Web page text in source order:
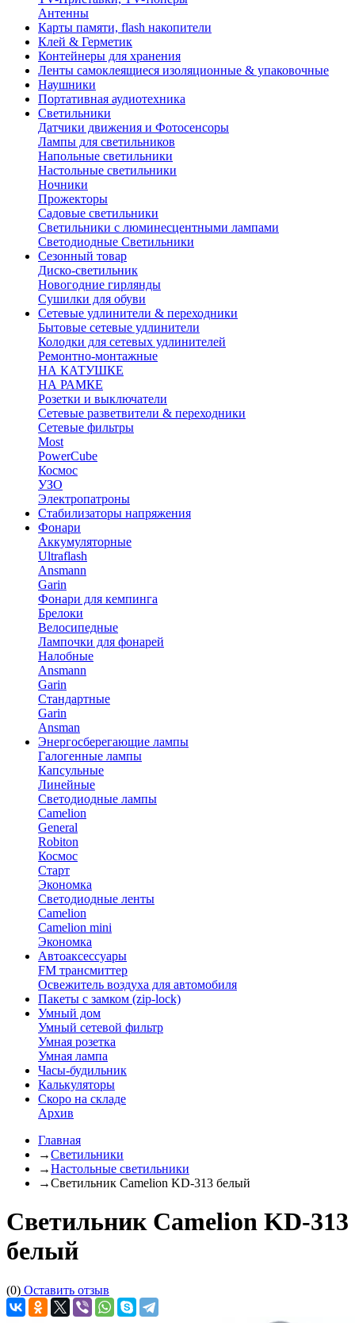
Антенны
Карты памяти, flash накопители
Клей & Герметик
Контейнеры для хранения
Ленты самоклеящиеся изоляционные & упаковочные
Наушники
Портативная аудиотехника
Светильники
Датчики движения и Фотосенсоры
Лампы для светильников
Напольные светильники
Настольные светильники
Ночники
Прожекторы
Садовые светильники
Светильники с люминесцентными лампами
Светодиодные Светильники
Сезонный товар
Диско-светильник
Новогодние гирлянды
Сушилки для обуви
Сетевые удлинители & переходники
Бытовые сетевые удлинители
Колодки для сетевых удлинителей
Ремонтно-монтажные
НА КАТУШКЕ
НА РАМКЕ
Розетки и выключатели
Сетевые разветвители & переходники
Сетевые фильтры
Most
PowerCube
Космос
УЗО
Электропатроны
Стабилизаторы напряжения
Фонари
Аккумуляторные
Ultraflash
Ansmann
Garin
Фонари для кемпинга
Брелоки
Велосипедные
Лампочки для фонарей
Налобные
Ansmann
Garin
Стандартные
Garin
Ansman
Энергосберегающие лампы
Галогенные лампы
Капсульные
Линейные
Светодиодные лампы
Camelion
General
Robiton
Космос
Старт
Экономка
Светодиодные ленты
Camelion
Camelion mini
Экономка
Автоаксессуары
FM трансмиттер
Освежитель воздуха для автомобиля
Пакеты с замком (zip-lock)
Умный дом
Умный сетевой фильтр
Умная розетка
Умная лампа
Часы-будильник
Калькуляторы
Скоро на складе
Архив
Главная
→Светильники
→Настольные светильники
→Светильник Camelion KD-313 белый
Светильник Camelion KD-313
белый
(0) Оставить отзыв